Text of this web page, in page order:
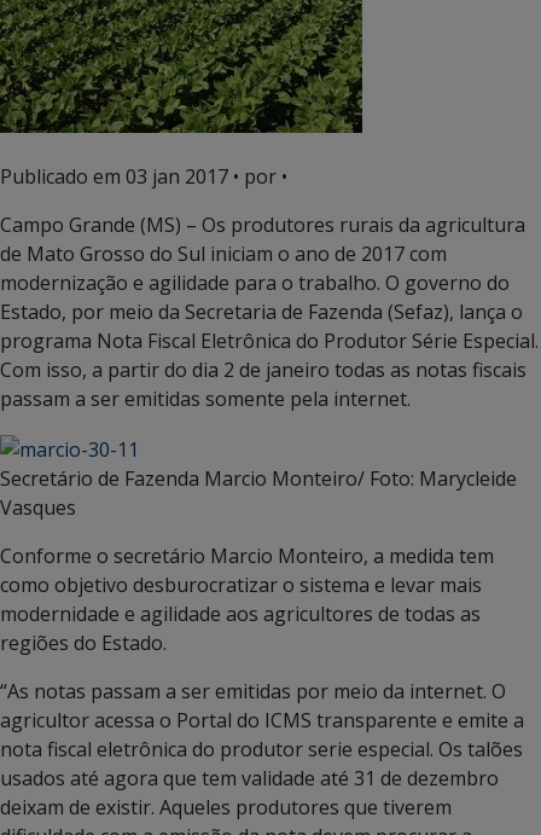
Publicado em 03 jan 2017 • por •
Campo Grande (MS) – Os produtores rurais da agricultura
de Mato Grosso do Sul iniciam o ano de 2017 com
modernização e agilidade para o trabalho. O governo do
Estado, por meio da Secretaria de Fazenda (Sefaz), lança o
programa Nota Fiscal Eletrônica do Produtor Série Especial.
Com isso, a partir do dia 2 de janeiro todas as notas fiscais
passam a ser emitidas somente pela internet.
Secretário de Fazenda Marcio Monteiro/ Foto: Marycleide
Vasques
Conforme o secretário Marcio Monteiro, a medida tem
como objetivo desburocratizar o sistema e levar mais
modernidade e agilidade aos agricultores de todas as
regiões do Estado.
“As notas passam a ser emitidas por meio da internet. O
agricultor acessa o Portal do ICMS transparente e emite a
nota fiscal eletrônica do produtor serie especial. Os talões
usados até agora que tem validade até 31 de dezembro
deixam de existir. Aqueles produtores que tiverem